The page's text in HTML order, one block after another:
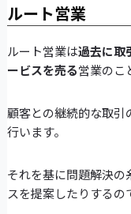
ルート営業
ルート営業は過去に取
ービスを売る営業のこ
顧客との継続的な取引
行います。
それを基に問題解決の
スを提案したりするの